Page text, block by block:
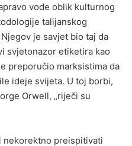
vode oblik kulturnog
talijanskog
je savjet bio taj da
svjetonazor etiketira kao
preporučio marksistima da
ideje svijeta. U toj borbi,
Orwell, „riječi su
nekorektno preispitivati